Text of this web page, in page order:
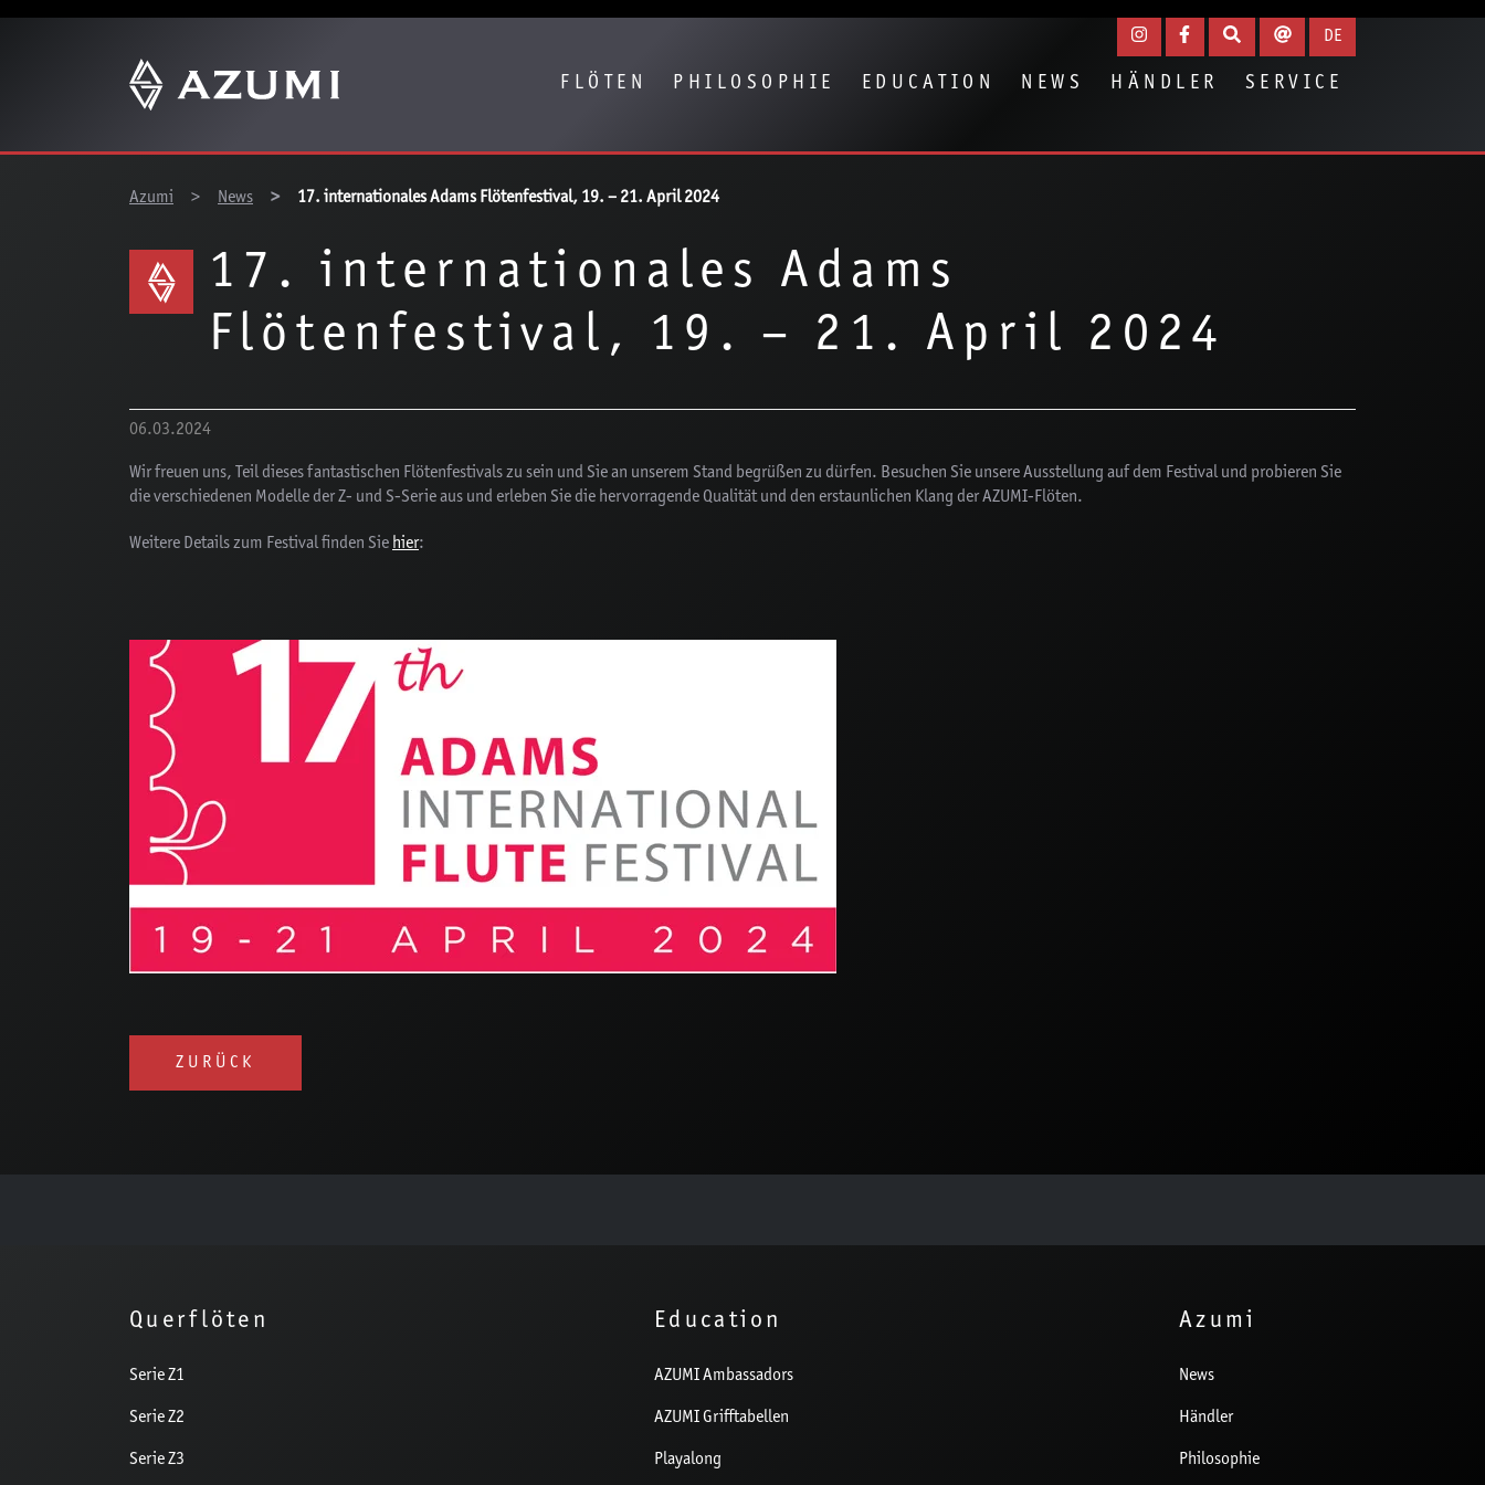
FLÖTEN PHILOSOPHIE EDUCATION NEWS HÄNDLER SERVICE
DE
Azumi
News 17. internationales Adams Flötenfestival, 19. – 21. April 2024
17. internationales Adams
Flötenfestival, 19. – 21. April 2024
06.03.2024
Wir freuen uns, Teil dieses fantastischen Flötenfestivals zu sein und Sie an unserem Stand begrüßen zu dürfen. Besuchen Sie unsere Ausstellung auf dem Festival und probieren Sie
die verschiedenen Modelle der Z- und S-Serie aus und erleben Sie die hervorragende Qualität und den erstaunlichen Klang der AZUMI-Flöten.
Weitere Details zum Festival finden Sie hier:
ZURÜCK
Querflöten
Serie Z1
Serie Z2
Serie Z3
Education
AZUMI Ambassadors
AZUMI Grifftabellen
Playalong
Azumi
News
Händler
Philosophie